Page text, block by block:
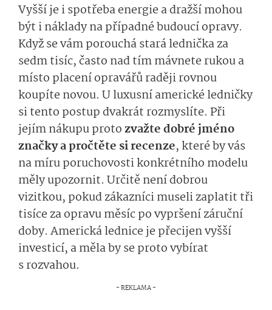
Vyšší je i spotřeba energie a dražší mohou
být i náklady na případné budoucí opravy.
Když se vám porouchá stará lednička za
sedm tisíc, často nad tím mávnete rukou a
místo placení opravářů raději rovnou
koupíte novou. U luxusní americké ledničky
si tento postup dvakrát rozmyslíte. Při
jejím nákupu protozvažte dobré jméno
značky a pročtěte si recenze, které by vás
na míru poruchovosti konkrétního modelu
měly upozornit. Určitě není dobrou
vizitkou, pokud zákazníci museli zaplatit tři
tisíce za opravu měsíc po vypršení záruční
doby. Americká lednice je přecijen vyšší
investicí, a měla by se proto vybírat
s rozvahou.